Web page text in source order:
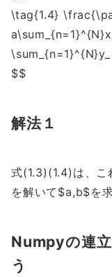
\tag{1.4}
$$
解法１
式(1.3)(1.4)は、こ
を解いて$a,b$を
Numpyの連
う